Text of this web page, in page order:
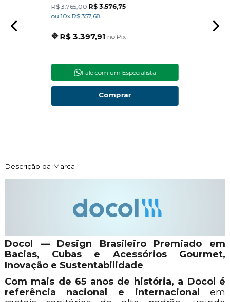
R$ 3.765,00 R$ 3.576,75
ou 10x R$ 357,68
R$ 3.397,91 no Pix
Fale com um Especialista
Comprar
Descrição da Marca
Docol — Design Brasileiro Premiado em
Bacias, Cubas e Acessórios Gourmet,
Inovação e Sustentabilidade
Com mais de 65 anos de história, a Docol é
referência nacional e internacional em